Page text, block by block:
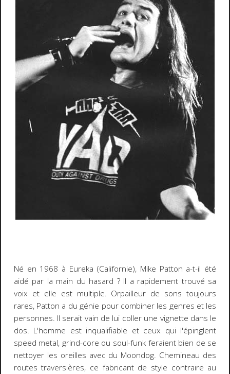
Né en 1968 à Eureka (Californie), Mike Patton a-t-il été
aidé par la main du hasard ? Il a rapidement trouvé sa
voix et elle est multiple. Orpailleur de sons toujours
rares, Patton a du génie pour combiner les genres et les
personnes. Il serait vain de lui coller une vignette dans le
dos. L'homme est inqualifiable et ceux qui l'épinglent
speed metal, grind-core ou soul-funk feraient bien de se
nettoyer les oreilles avec du Moondog. Chemineau des
routes traversières, ce fabricant de style contraire au